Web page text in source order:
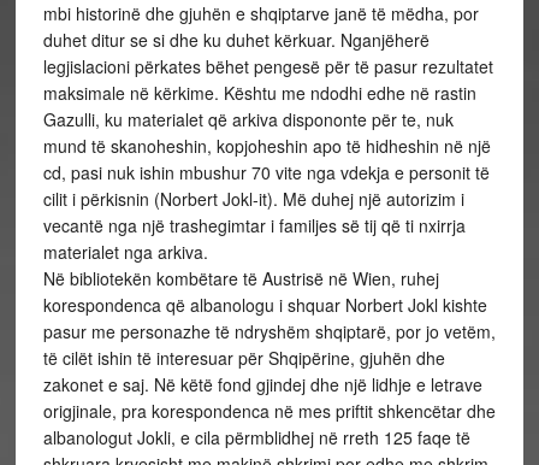
mbi historinë dhe gjuhën e shqiptarve janë të mëdha, por
duhet ditur se si dhe ku duhet kërkuar. Nganjëherë
legjislacioni përkates bëhet pengesë për të pasur rezultatet
maksimale në kërkime. Kështu me ndodhi edhe në rastin
Gazulli, ku materialet që arkiva dispononte për te, nuk
mund të skanoheshin, kopjoheshin apo të hidheshin në një
cd, pasi nuk ishin mbushur 70 vite nga vdekja e personit të
cilit i përkisnin (Norbert Jokl-it). Më duhej një autorizim i
vecantë nga një trashegimtar i familjes së tij që ti nxirrja
materialet nga arkiva.
Në bibliotekën kombëtare të Austrisë në Wien, ruhej
korespondenca që albanologu i shquar Norbert Jokl kishte
pasur me personazhe të ndryshëm shqiptarë, por jo vetëm,
të cilët ishin të interesuar për Shqipërine, gjuhën dhe
zakonet e saj. Në këtë fond gjindej dhe një lidhje e letrave
origjinale, pra korespondenca në mes priftit shkencëtar dhe
albanologut Jokli, e cila përmblidhej në rreth 125 faqe të